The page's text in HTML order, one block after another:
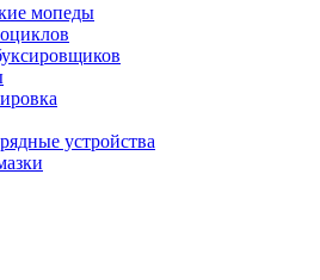
мопеды
устройства